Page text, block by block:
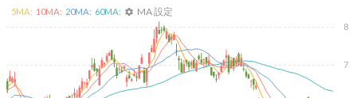
7
8
5MA: 10MA: 20MA: 60MA: settings MA 設定